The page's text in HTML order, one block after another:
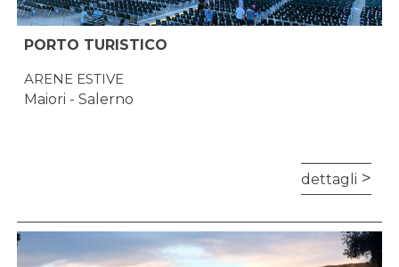
PORTO TURISTICO
ARENE ESTIVE
Maiori - Salerno
dettagli